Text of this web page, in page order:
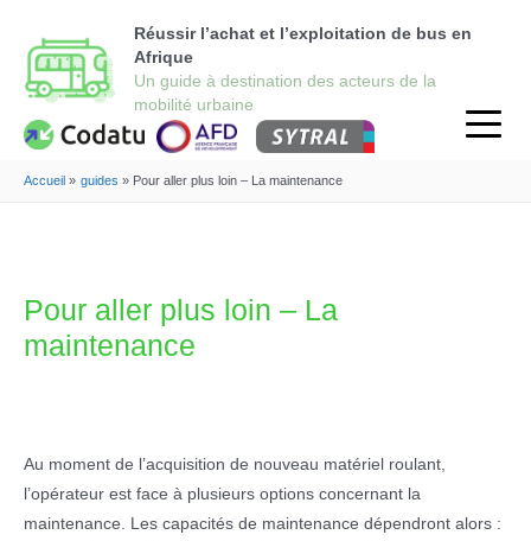
Réussir l’achat et l’exploitation de bus en
Afrique
Accueil guides Pour aller plus loin – La maintenance
Pour aller plus loin – La
maintenance
Au moment de l’acquisition de nouveau matériel roulant,
l’opérateur est face à plusieurs options concernant la
maintenance. Les capacités de maintenance dépendront alors :